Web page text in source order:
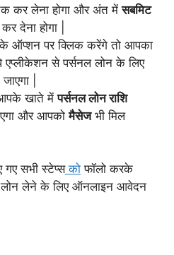
कर लेना होगा और अंत मेंसबमिट
देना होगा |
ऑप्शन पर क्लिक करेंगे तो आपका
से पर्सनल लोन के लिए
|
खाते मेंपर्सनल लोन राशि
और आपकोमैसेजभी मिल
सभी स्टेप्सको फॉलो करके
लेने के लिए ऑनलाइन आवेदन